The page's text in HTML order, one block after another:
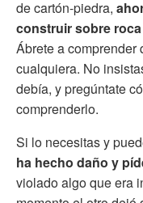
de cartón-piedra,
construir sobre
Ábrete a comprender
cualquiera. No
debía, y pregúntate
comprenderlo.
Si lo necesitas y
ha hecho daño y
violado algo que era